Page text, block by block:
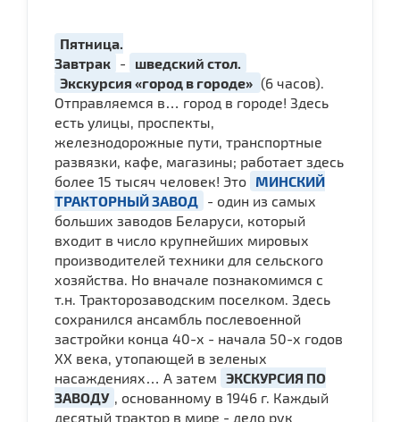
Пятница.
Завтрак -
шведский стол.
Экскурсия «город в городе» (6 часов).
Отправляемся в… город в городе! Здесь
есть улицы, проспекты,
железнодорожные пути, транспортные
развязки, кафе, магазины; работает здесь
более 15 тысяч человек! Это МИНСКИЙ
ТРАКТОРНЫЙ ЗАВОД
- один из самых
больших заводов Беларуси, который
входит в число крупнейших мировых
производителей техники для сельского
хозяйства. Но вначале познакомимся с
т.н. Тракторозаводским поселком. Здесь
сохранился ансамбль послевоенной
застройки конца 40-х - начала 50-х годов
XX века, утопающей в зеленых
насаждениях… А затем ЭКСКУРСИЯ ПО
ЗАВОДУ
, основанному в 1946 г. Каждый
десятый трактор в мире - дело рук